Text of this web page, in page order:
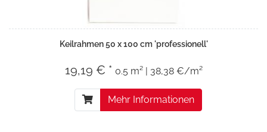
Keilrahmen 50 x 100 cm 'professionell'
19,19 € * 0.5 m² | 38,38 €/m²
Mehr Informationen